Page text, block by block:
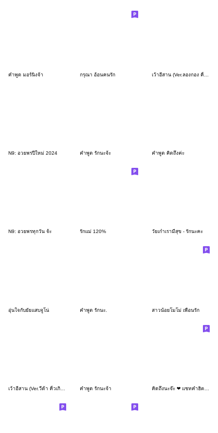
คำพูด มอร์นิ่งจ้า กรุณา อ้อนคนรัก
N9: อวยพรปีใหม่ 2024 คำพูด รักนะจ้ะ คำพูด คิดถึงค่ะ
N9: อวยพรทุกวัน จ้ะ รักแม่ 120% วัยเก๋าเรามีสุข - รักนะคะ
อุ่นใจกับยัยแสบจูโน่ คำพูด รักนะ. สาวน้อยโมโม่ เพื่อนรัก
คำพูด รักนะจ้า